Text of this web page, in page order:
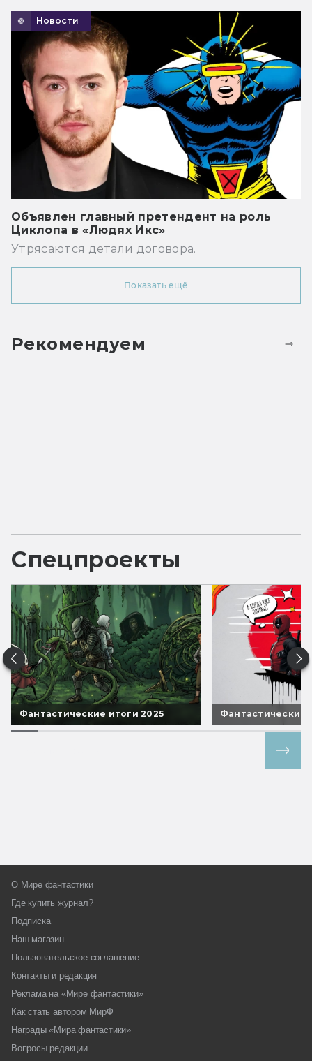
Новости
Объявлен главный претендент на роль
Циклопа в «Людях Икс»
Утрясаются детали договора.
Показать ещё
Рекомендуем
Спецпроекты
Фантастические итоги 2025 Фантастические
О Мире фантастики
Где купить журнал?
Подписка
Наш магазин
Пользовательское соглашение
Контакты и редакция
Реклама на «Мире фантастики»
Как стать автором МирФ
Награды «Мира фантастики»
Вопросы редакции